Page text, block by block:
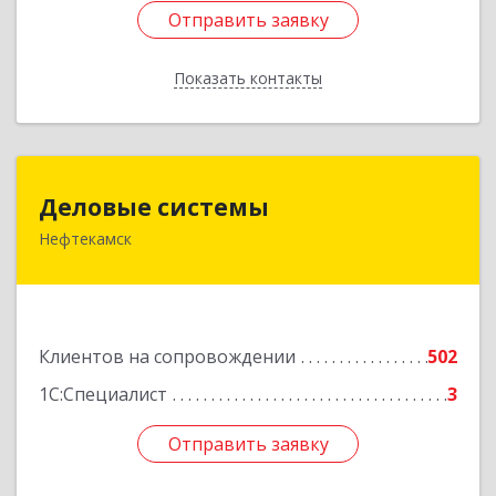
Отправить заявку
Показать контакты
Отправить заявку
Назад
Деловые системы
Нефтекамск
Клиентов на сопровождении
502
1С:Специалист
3
Отправить заявку
452689, Башкортостан Респ, Нефтекамск г,
Отправить заявку